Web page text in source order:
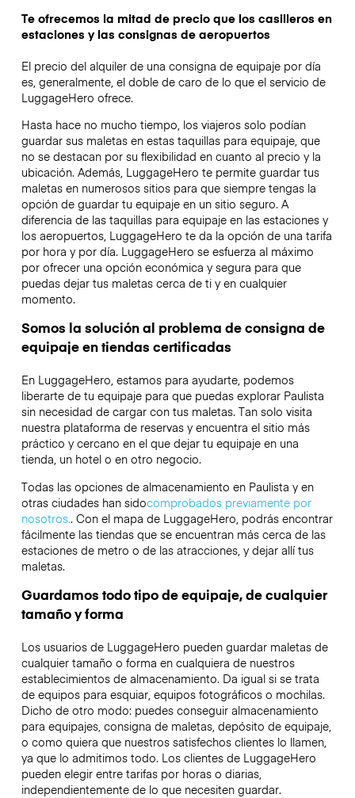
Te ofrecemos la mitad de precio que los casilleros en
estaciones y las consignas de aeropuertos
El precio del alquiler de una consigna de equipaje por día
es, generalmente, el doble de caro de lo que el servicio de
LuggageHero ofrece.
Hasta hace no mucho tiempo, los viajeros solo podían
guardar sus maletas en estas taquillas para equipaje, que
no se destacan por su flexibilidad en cuanto al precio y la
ubicación. Además, LuggageHero te permite guardar tus
maletas en numerosos sitios para que siempre tengas la
opción de guardar tu equipaje en un sitio seguro. A
diferencia de las taquillas para equipaje en las estaciones y
los aeropuertos, LuggageHero te da la opción de una tarifa
por hora y por día. LuggageHero se esfuerza al máximo
por ofrecer una opción económica y segura para que
puedas dejar tus maletas cerca de ti y en cualquier
momento.
Somos la solución al problema de consigna de
equipaje en tiendas certificadas
En LuggageHero, estamos para ayudarte, podemos
liberarte de tu equipaje para que puedas explorar Paulista
sin necesidad de cargar con tus maletas. Tan solo visita
nuestra plataforma de reservas y encuentra el sitio más
práctico y cercano en el que dejar tu equipaje en una
tienda, un hotel o en otro negocio.
Todas las opciones de almacenamiento en Paulista y en
otras ciudades han sidocomprobados previamente por
nosotros.. Con el mapa de LuggageHero, podrás encontrar
fácilmente las tiendas que se encuentran más cerca de las
estaciones de metro o de las atracciones, y dejar allí tus
maletas.
Guardamos todo tipo de equipaje, de cualquier
tamaño y forma
Los usuarios de LuggageHero pueden guardar maletas de
cualquier tamaño o forma en cualquiera de nuestros
establecimientos de almacenamiento. Da igual si se trata
de equipos para esquiar, equipos fotográficos o mochilas.
Dicho de otro modo: puedes conseguir almacenamiento
para equipajes, consigna de maletas, depósito de equipaje,
o como quiera que nuestros satisfechos clientes lo llamen,
ya que lo admitimos todo. Los clientes de LuggageHero
pueden elegir entre tarifas por horas o diarias,
independientemente de lo que necesiten guardar.